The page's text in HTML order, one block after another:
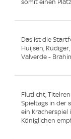
somit einen
Das ist die
Huijsen,
Valverde -
Flutlicht,
Spieltags in der
ein
Königlichen